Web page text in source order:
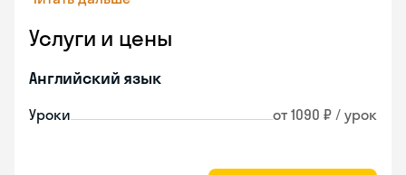
Услуги и цены
Английский язык
Уроки от 1090 ₽ / урок